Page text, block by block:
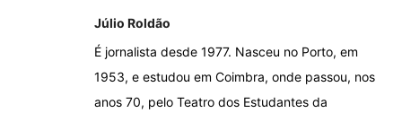
Júlio Roldão
É jornalista desde 1977. Nasceu no Porto, em
1953, e estudou em Coimbra, onde passou, nos
anos 70, pelo Teatro dos Estudantes da